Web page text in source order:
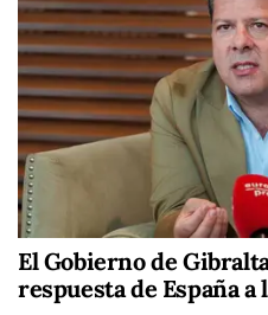
El Gobierno de
respuesta de España